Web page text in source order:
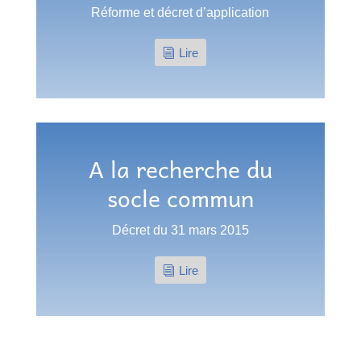
Réforme et décret d’application
Lire
A la recherche du
socle commun
Décret du 31 mars 2015
Lire